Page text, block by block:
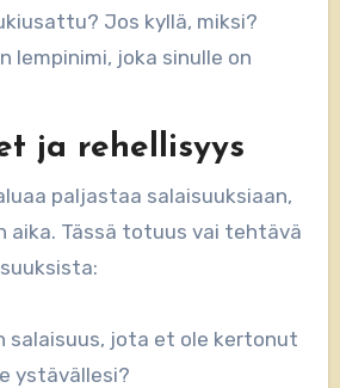
Jos kyllä, miksi?
lempinimi, joka sinulle on
ja rehellisyys
paljastaa salaisuuksiaan,
aika. Tässä totuus vai tehtävä
salaisuus, jota et ole kertonut
ystävällesi?